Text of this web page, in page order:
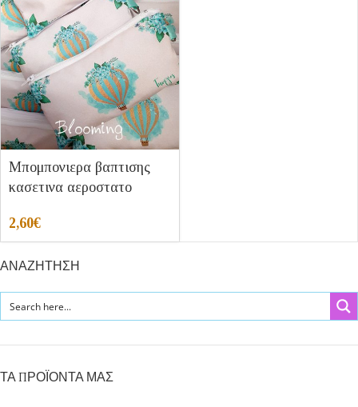
Μπομπονιερα βαπτισης
κασετινα αεροστατο
2,60€
ΑΝΑΖΗΤΗΣΗ
ΤΑ ΠΡΟΪΟΝΤΑ ΜΑΣ